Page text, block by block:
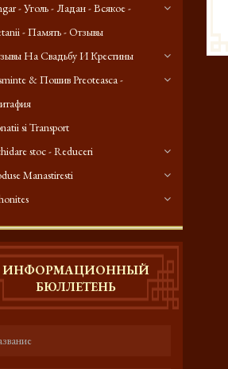
- Уголь - Ладан - Всякое -
- Память - Отзывы
На Свадьбу И Крестины
& Пошив Preoteasca -
si Transport
stoc - Reduceri
Manastiresti
ИНФОРМАЦИОННЫЙ
БЮЛЛЕТЕНЬ